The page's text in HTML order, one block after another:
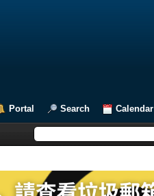
Portal Search Calendar